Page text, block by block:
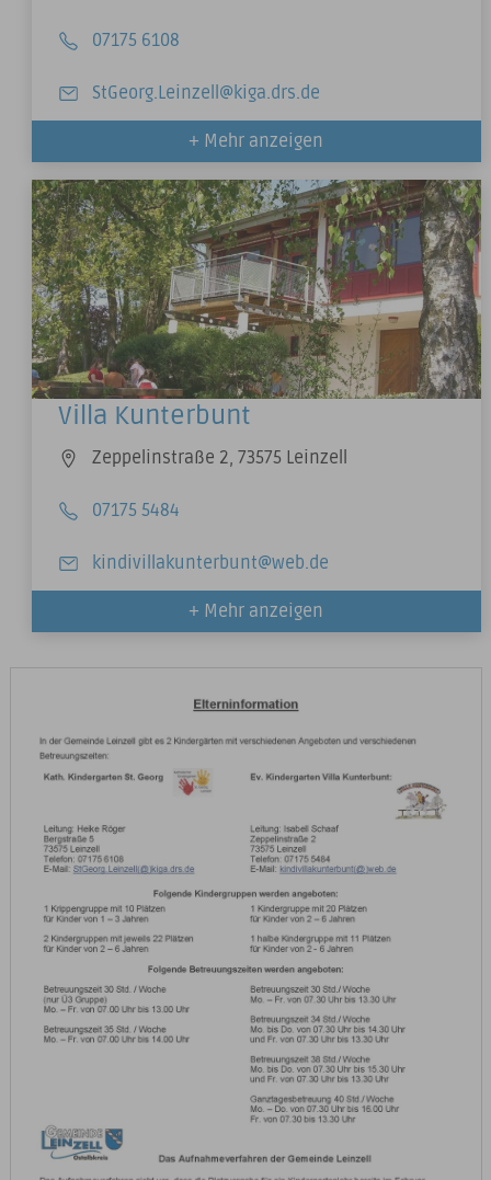
07175 6108
StGeorg.Leinzell@kiga.drs.de
+ Mehr anzeigen
Villa Kunterbunt
Zeppelinstraße 2, 73575 Leinzell
07175 5484
kindivillakunterbunt@web.de
+ Mehr anzeigen